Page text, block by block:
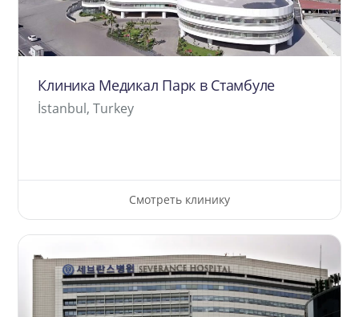
Клиника Медикал Парк в Стамбуле
İstanbul, Turkey
Смотреть клинику